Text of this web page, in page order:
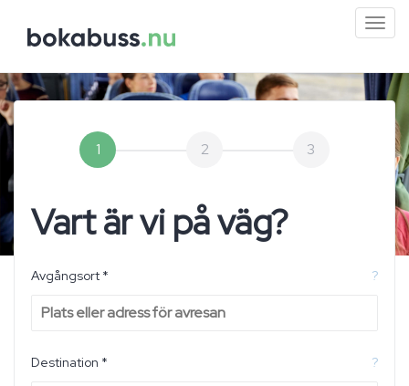
1 2 3
Vart är vi på väg?
Avgångsort * ?
Destination * ?